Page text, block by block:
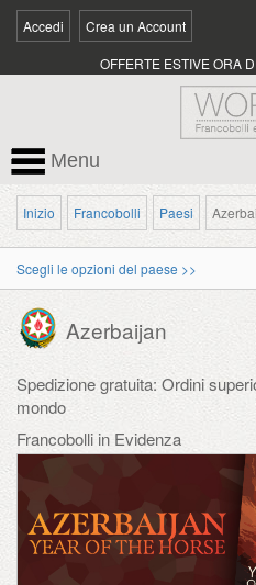
Accedi Crea un Account
OFFERTE ESTIVE ORA
Menu
Inizio Francobolli Paesi
Scegli le opzioni del paese >>
Azerbaijan
Spedizione gratuita: Ordini
mondo
Francobolli in Evidenza